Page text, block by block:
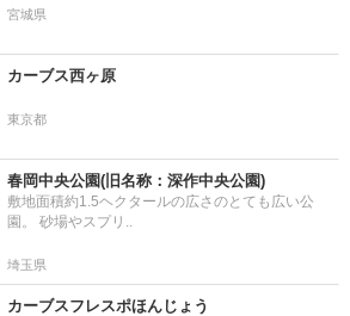
宮城県
カーブス西ヶ原
東京都
春岡中央公園(旧名称：深作中央公園)
敷地面積約1.5ヘクタールの広さのとても広い公
園。 砂場やスプリ..
埼玉県
カーブスフレスポほんじょう